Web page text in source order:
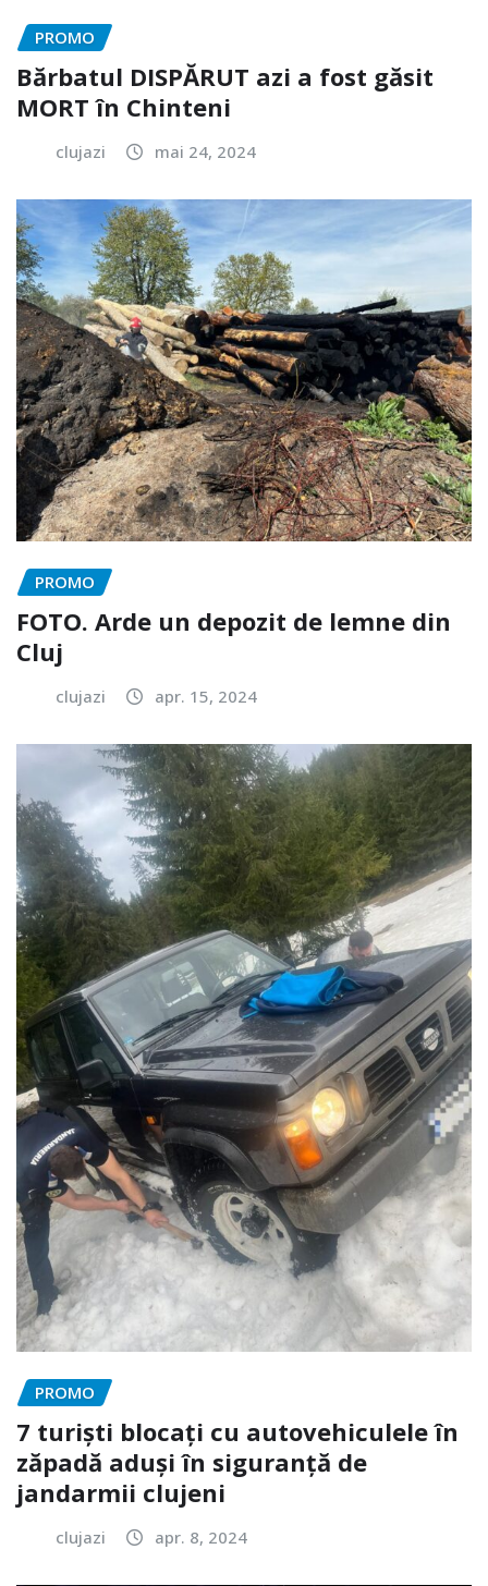
PROMO
Bărbatul DISPĂRUT azi a fost găsit
MORT în Chinteni
clujazi mai 24, 2024
PROMO
FOTO. Arde un depozit de lemne din
Cluj
clujazi apr. 15, 2024
PROMO
7 turiști blocați cu autovehiculele în
zăpadă aduși în siguranță de
jandarmii clujeni
clujazi apr. 8, 2024